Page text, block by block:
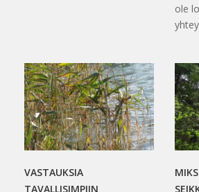
ole
VASTAUKSIA
TAVALLISIMPIIN